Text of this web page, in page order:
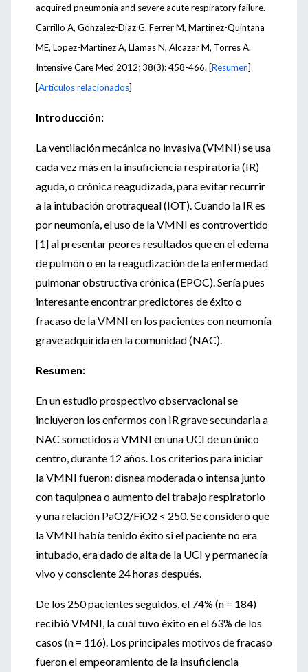
acquired pneumonia and severe acute respiratory failure.
Carrillo A, Gonzalez-Diaz G, Ferrer M, Martinez-Quintana
ME, Lopez-Martinez A, Llamas N, Alcazar M, Torres A.
Intensive Care Med 2012; 38(3): 458-466. [Resumen]
[Artículos relacionados]
Introducción:
La ventilación mecánica no invasiva (VMNI) se usa
cada vez más en la insuficiencia respiratoria (IR)
aguda, o crónica reagudizada, para evitar recurrir
a la intubación orotraqueal (IOT). Cuando la IR es
por neumonía, el uso de la VMNI es controvertido
[1] al presentar peores resultados que en el edema
de pulmón o en la reagudización de la enfermedad
pulmonar obstructiva crónica (EPOC). Sería pues
interesante encontrar predictores de éxito o
fracaso de la VMNI en los pacientes con neumonía
grave adquirida en la comunidad (NAC).
Resumen:
En un estudio prospectivo observacional se
incluyeron los enfermos con IR grave secundaria a
NAC sometidos a VMNI en una UCI de un único
centro, durante 12 años. Los criterios para iniciar
la VMNI fueron: disnea moderada o intensa junto
con taquipnea o aumento del trabajo respiratorio
y una relación PaO2/FiO2 < 250. Se consideró que
la VMNI había tenido éxito si el paciente no era
intubado, era dado de alta de la UCI y permanecía
vivo y consciente 24 horas después.
De los 250 pacientes seguidos, el 74% (n = 184)
recibió VMNI, la cuál tuvo éxito en el 63% de los
casos (n = 116). Los principales motivos de fracaso
fueron el empeoramiento de la insuficiencia